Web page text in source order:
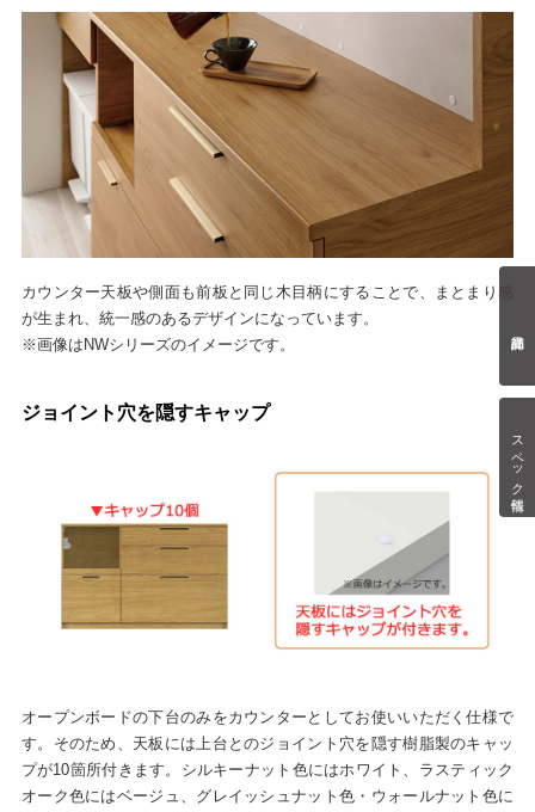
スペック情報
カウンター天板や側面も前板と同じ木目柄にすることで、まとまり感
が生まれ、統一感のあるデザインになっています。
※画像はNWシリーズのイメージです。
ジョイント穴を隠すキャップ
オープンボードの下台のみをカウンターとしてお使いいただく仕様で
す。そのため、天板には上台とのジョイント穴を隠す樹脂製のキャッ
プが10箇所付きます。シルキーナット色にはホワイト、ラスティック
オーク色にはベージュ、グレイッシュナット色・ウォールナット色に